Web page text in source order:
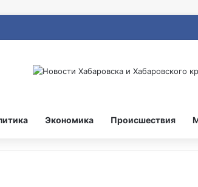
Экономика Происшествия